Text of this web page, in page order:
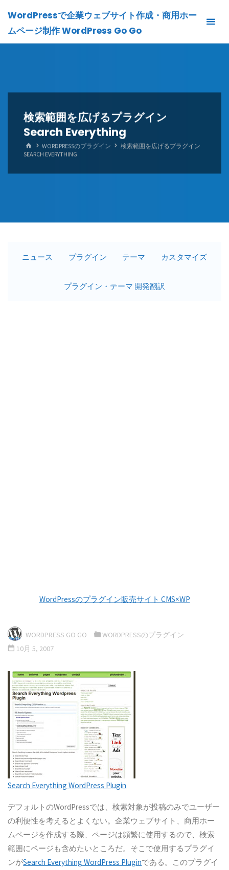
content
WordPressで企業ウェブサイト作成・商用ホー
ムページ制作 WordPress Go Go
検索範囲を広げるプラグイン
Search Everything
HOMEWORDPRESSのプラグイン
検索範囲を広げるプラグイン
SEARCH EVERYTHING
ニュース プラグイン テーマ カスタマイズ
プラグイン・テーマ 開発翻訳
WordPressのプラグイン販売サイト CMS×WP
WORDPRESS GO GO
WORDPRESSのプラグイン
10月 5, 2007
Search Everything WordPress Plugin
デフォルトのWordPressでは、検索対象が投稿のみでユーザー
の利便性を考えるとよくない。企業ウェブサイト、商用ホー
ムページを作成する際、ページは頻繁に使用するので、検索
範囲にページも含めたいところだ。そこで使用するプラグイ
ンがSearch Everything WordPress Pluginである。このプラグイ